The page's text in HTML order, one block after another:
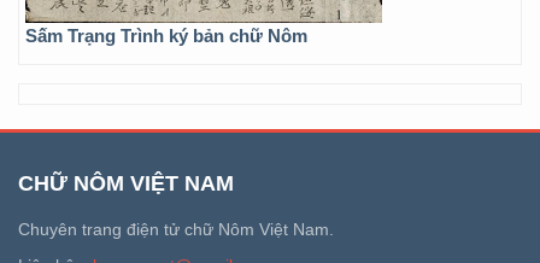
Sấm Trạng Trình ký bản chữ Nôm
CHỮ NÔM VIỆT NAM
Chuyên trang điện tử chữ Nôm Việt Nam.